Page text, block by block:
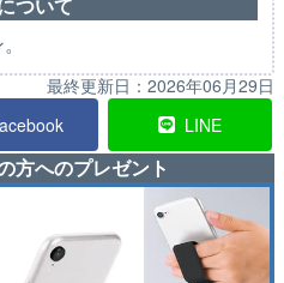
最終更新日： 2026年06月29日
LINE
方へのプレゼント